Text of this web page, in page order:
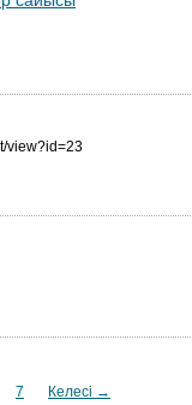
view?id=23
7 Келесі →